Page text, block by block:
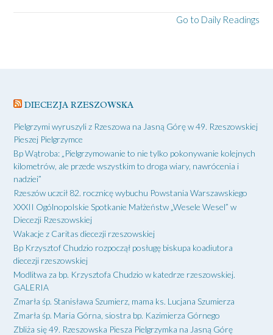
Go to Daily Readings
DIECEZJA RZESZOWSKA
Pielgrzymi wyruszyli z Rzeszowa na Jasną Górę w 49. Rzeszowskiej
Pieszej Pielgrzymce
Bp Wątroba: „Pielgrzymowanie to nie tylko pokonywanie kolejnych
kilometrów, ale przede wszystkim to droga wiary, nawrócenia i
nadziei”
Rzeszów uczcił 82. rocznicę wybuchu Powstania Warszawskiego
XXXII Ogólnopolskie Spotkanie Małżeństw „Wesele Wesel” w
Diecezji Rzeszowskiej
Wakacje z Caritas diecezji rzeszowskiej
Bp Krzysztof Chudzio rozpoczął posługę biskupa koadiutora
diecezji rzeszowskiej
Modlitwa za bp. Krzysztofa Chudzio w katedrze rzeszowskiej.
GALERIA
Zmarła śp. Stanisława Szumierz, mama ks. Lucjana Szumierza
Zmarła śp. Maria Górna, siostra bp. Kazimierza Górnego
Zbliża się 49. Rzeszowska Piesza Pielgrzymka na Jasną Górę